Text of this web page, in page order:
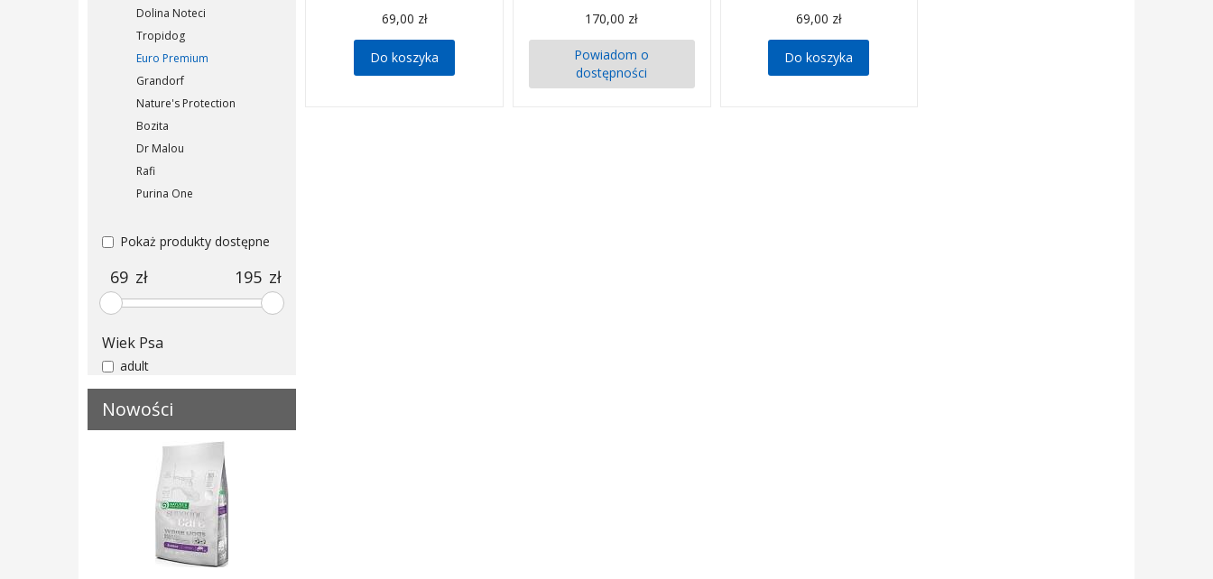
69,00 zł
Do koszyka
170,00 zł
Powiadom o
dostępności
69,00 zł
Do koszyka
Dolina Noteci
Tropidog
Euro Premium
Grandorf
Nature's Protection
Bozita
Dr Malou
Rafi
Purina One
Pokaż produkty dostępne
zł zł
Wiek Psa
adult
Nowości